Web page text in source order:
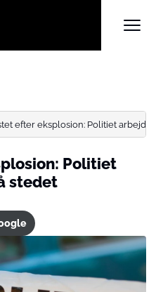
efter eksplosion: Politiet arbejder
Politiet
stedet